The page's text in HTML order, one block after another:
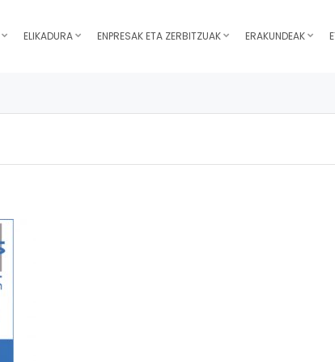
ELIKADURA ENPRESAK ETA ZERBITZUAK ERAKUNDEAK